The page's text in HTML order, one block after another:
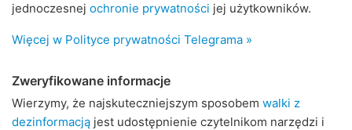
jednoczesnej ochronie prywatności jej użytkowników.
Więcej w Polityce prywatności Telegrama »
Zweryfikowane informacje
Wierzymy, że najskuteczniejszym sposobem walki z
dezinformacją jest udostępnienie czytelnikom narzędzi i